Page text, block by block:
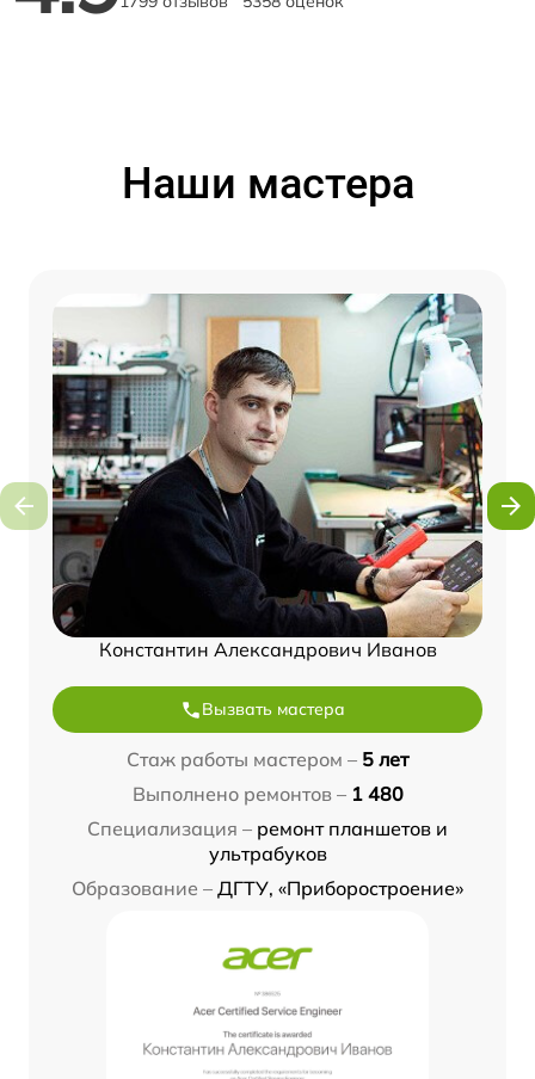
Наши мастера
Константин Александрович Иванов
Вызвать мастера
Стаж работы мастером – 5 лет
Выполнено ремонтов – 1 480
Специализация – ремонт планшетов и
ультрабуков
Образование – ДГТУ, «Приборостроение»